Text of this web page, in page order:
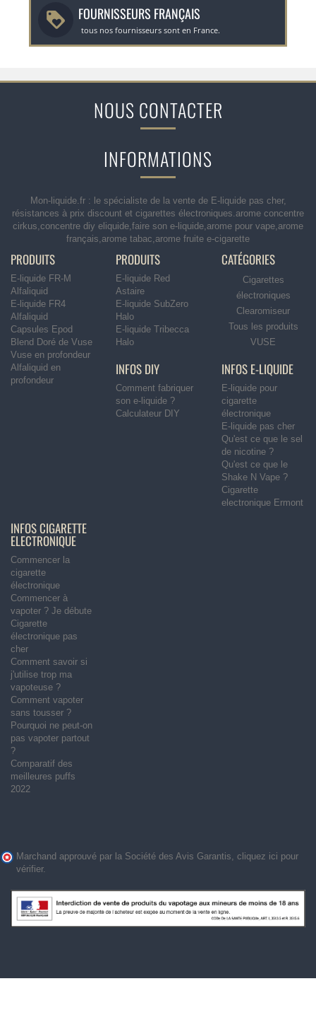
FOURNISSEURS FRANÇAIS
tous nos fournisseurs sont en France.
NOUS CONTACTER
INFORMATIONS
Mon-liquide.fr : le spécialiste de la vente de E-liquide pas cher,
résistances à prix discount et cigarettes électroniques.arome concentre
cirkus,concentre diy eliquide,faire son e-liquide,arome pour vape,arome
français,arome tabac,arome fruite e-cigarette
PRODUITS
E-liquide FR-M
Alfaliquid
E-liquide FR4
Alfaliquid
Capsules Epod
Blend Doré de Vuse
Vuse en profondeur
Alfaliquid en
profondeur
PRODUITS
E-liquide Red
Astaire
E-liquide SubZero
Halo
E-liquide Tribecca
Halo
CATÉGORIES
Cigarettes
électroniques
Clearomiseur
Tous les produits
VUSE
INFOS DIY
Comment fabriquer
son e-liquide ?
Calculateur DIY
INFOS E-LIQUIDE
E-liquide pour
cigarette
électronique
E-liquide pas cher
Qu'est ce que le sel
de nicotine ?
Qu'est ce que le
Shake N Vape ?
Cigarette
electronique Ermont
INFOS CIGARETTE
ELECTRONIQUE
Commencer la
cigarette
électronique
Commencer à
vapoter ? Je débute
Cigarette
électronique pas
cher
Comment savoir si
j'utilise trop ma
vapoteuse ?
Comment vapoter
sans tousser ?
Pourquoi ne peut-on
pas vapoter partout
?
Comparatif des
meilleures puffs
2022
Marchand approuvé par la Société des Avis Garantis, cliquez ici pour
vérifier.